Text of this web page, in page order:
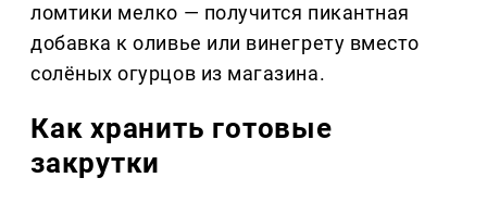
ломтики мелко — получится пикантная
добавка к оливье или винегрету вместо
солёных огурцов из магазина.
Как хранить готовые
закрутки